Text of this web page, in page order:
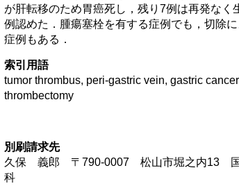
が肝転移のため胃癌死し，残り7例は再発なく
例認めた．腫瘍塞栓を有する症例でも，切除
症例もある．
索引用語
tumor thrombus, peri-gastric vein, gastric
thrombectomy
別刷請求先
久保 義郎 〒790-0007 松山市堀之内13 国
科